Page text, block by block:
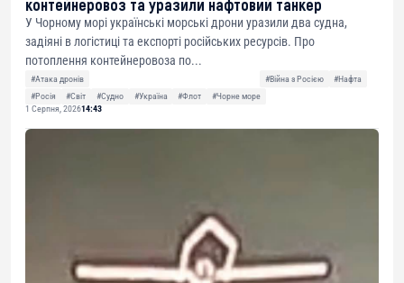
контейнеровоз та уразили нафтовий танкер
У Чорному морі українські морські дрони уразили два судна,
задіяні в логістиці та експорті російських ресурсів. Про
потоплення контейнеровоза по...
#Атака дронів #Війна з Росією
#Нафта
#Росія
#Світ #Судно #Україна #Флот
#Чорне море
1 Серпня, 202614:43